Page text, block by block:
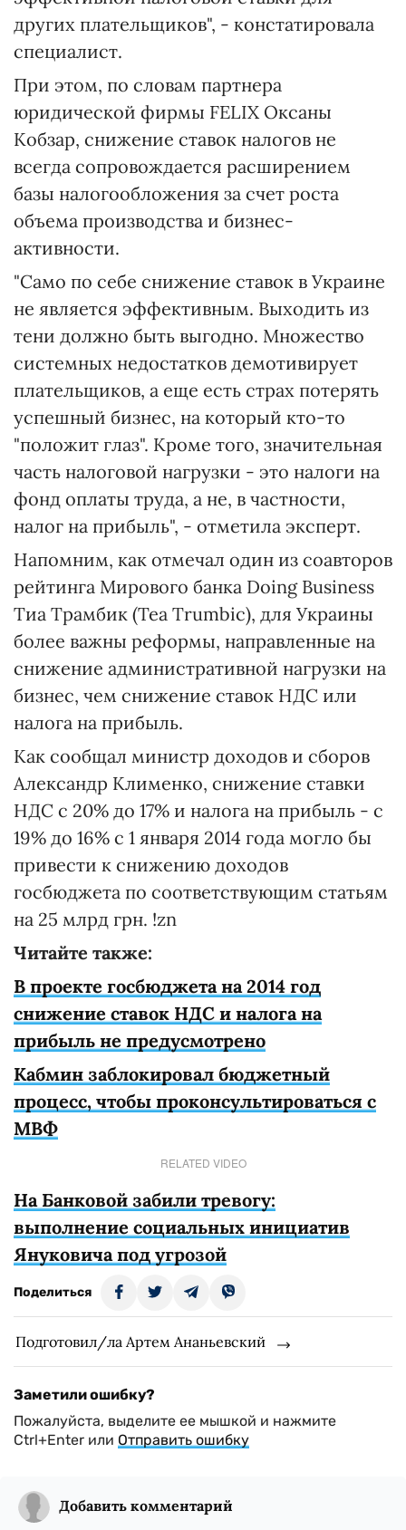
других плательщиков", - констатировала
специалист.
При этом, по словам партнера
юридической фирмы FELIX Оксаны
Кобзар, снижение ставок налогов не
всегда сопровождается расширением
базы налогообложения за счет роста
объема производства и бизнес-
активности.
"Само по себе снижение ставок в Украине
не является эффективным. Выходить из
тени должно быть выгодно. Множество
системных недостатков демотивирует
плательщиков, а еще есть страх потерять
успешный бизнес, на который кто-то
"положит глаз". Кроме того, значительная
часть налоговой нагрузки - это налоги на
фонд оплаты труда, а не, в частности,
налог на прибыль", - отметила эксперт.
Напомним, как отмечал один из соавторов
рейтинга Мирового банка Doing Business
Тиа Трамбик (Tea Trumbic), для Украины
более важны реформы, направленные на
снижение административной нагрузки на
бизнес, чем снижение ставок НДС или
налога на прибыль.
Как сообщал министр доходов и сборов
Александр Клименко, снижение ставки
НДС с 20% до 17% и налога на прибыль - с
19% до 16% с 1 января 2014 года могло бы
привести к снижению доходов
госбюджета по соответствующим статьям
на 25 млрд грн. !zn
Читайте также:
В проекте госбюджета на 2014 год
снижение ставок НДС и налога на
прибыль не предусмотрено
Кабмин заблокировал бюджетный
процесс, чтобы проконсультироваться с
МВФ
RELATED VIDEO
На Банковой забили тревогу:
выполнение социальных инициатив
Януковича под угрозой
Поделиться
Подготовил/ла Артем Ананьевский
Заметили ошибку?
Пожалуйста, выделите ее мышкой и нажмите
Ctrl+Enter или Отправить ошибку
Добавить комментарий